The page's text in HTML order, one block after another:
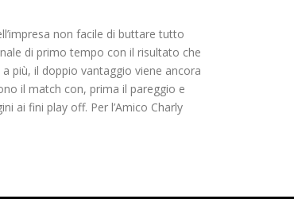
non facile di buttare tutto
di primo tempo con il risultato che
più, il doppio vantaggio viene ancora
il match con, prima il pareggio e
ai fini play off. Per l’Amico Charly